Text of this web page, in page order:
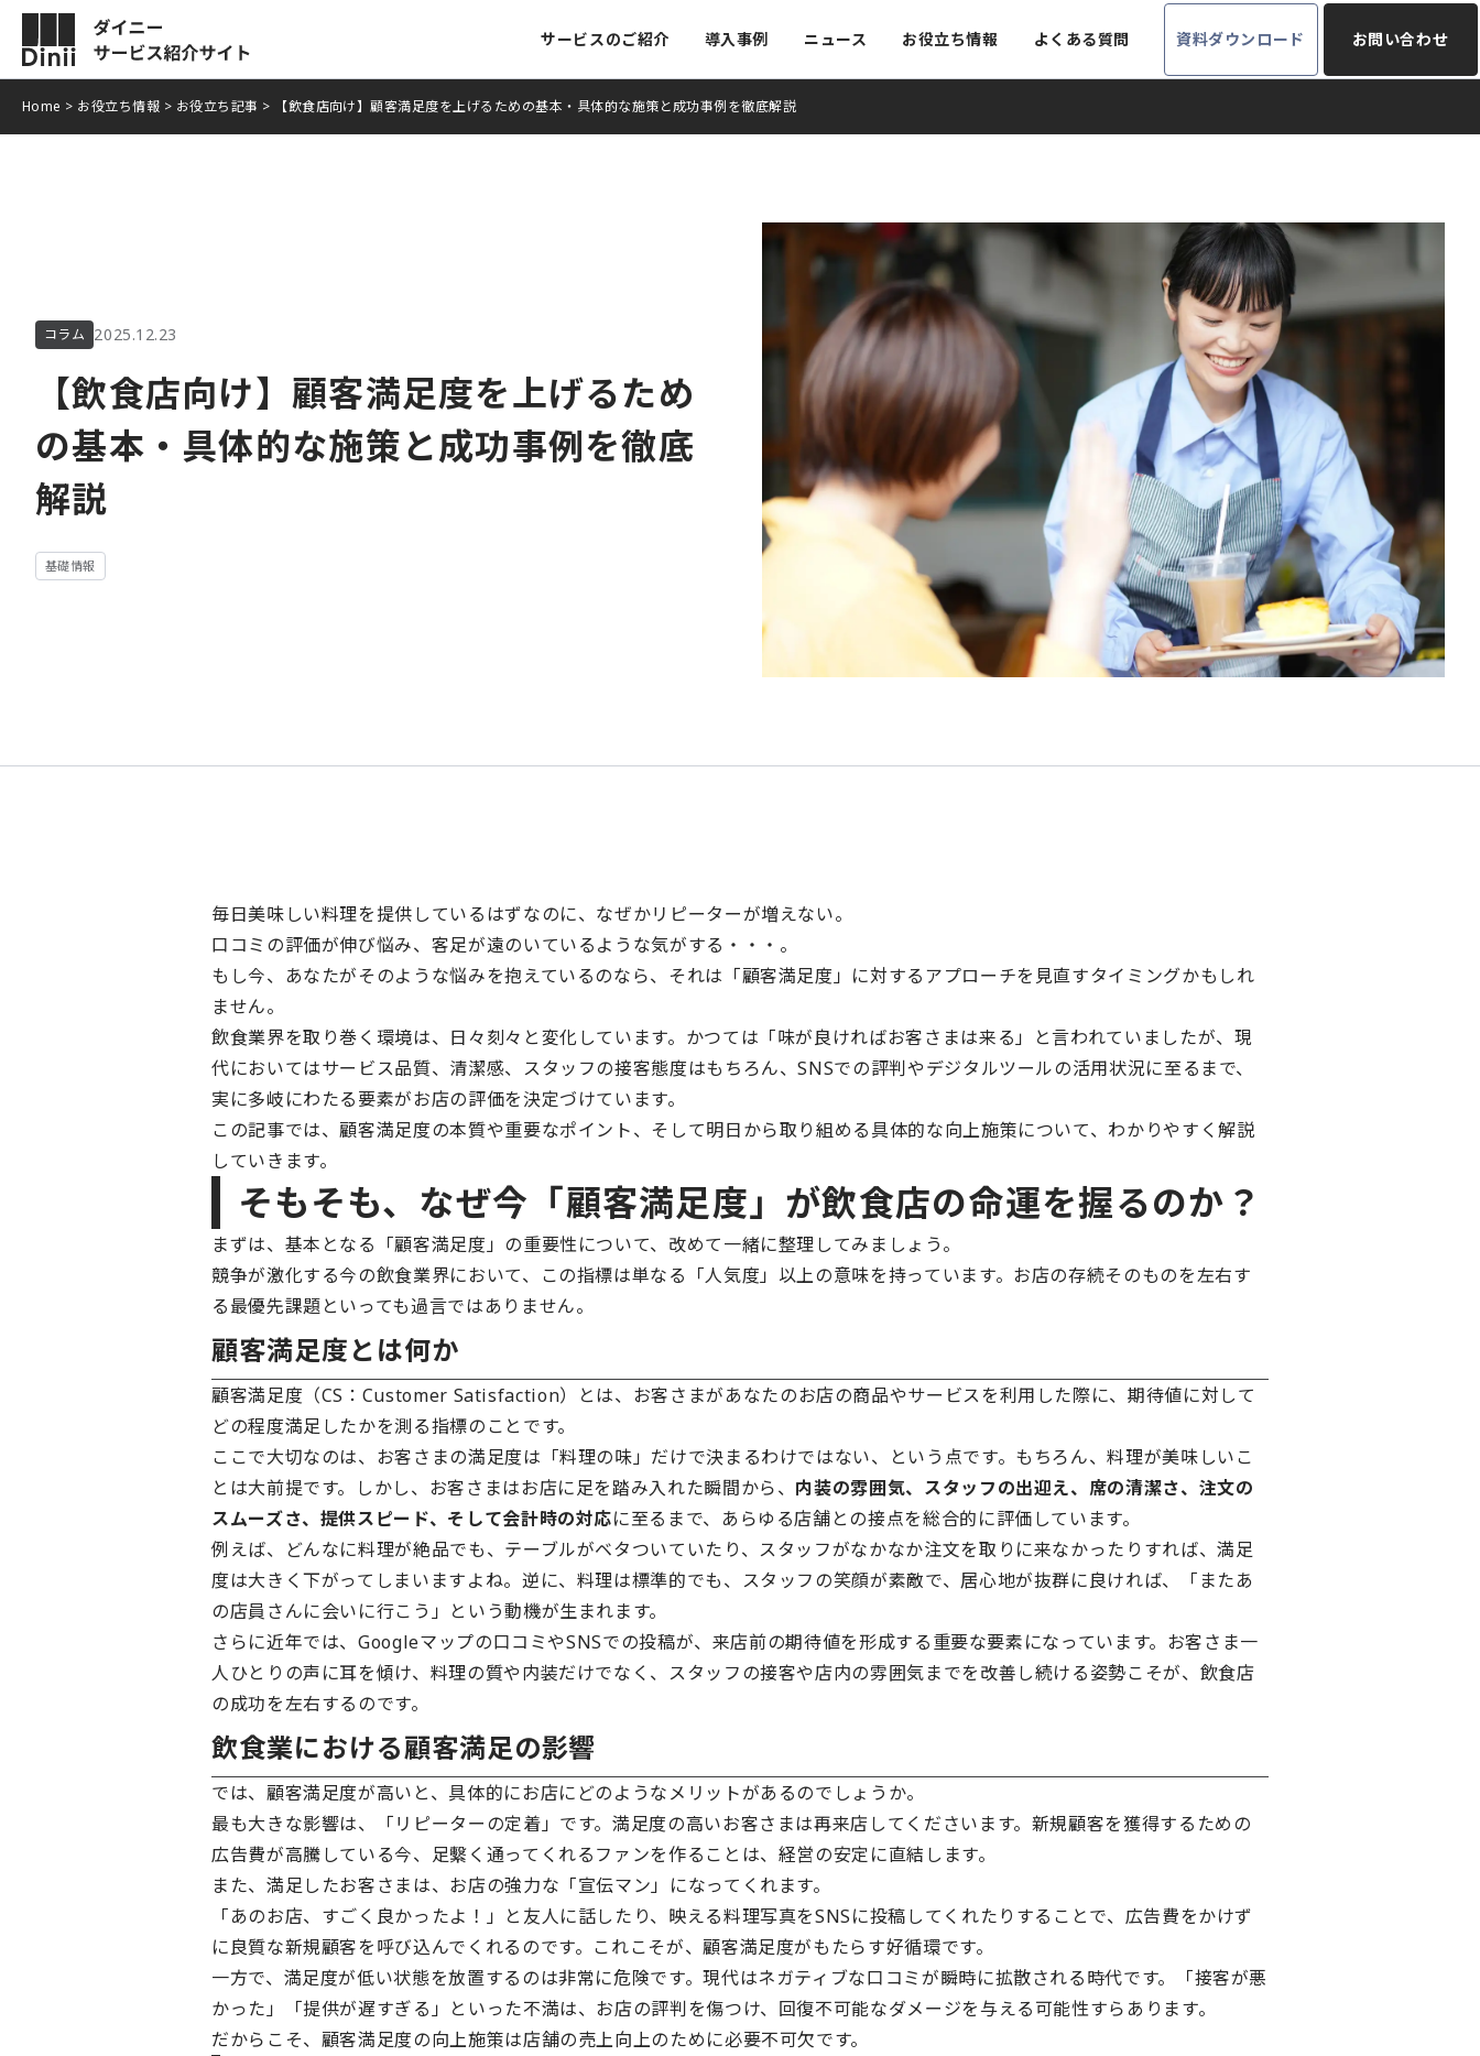
サービスのご紹介 導入事例 ニュース お役立ち情報 よくある質問 資料ダウンロード お問い合わせ
サービスのご紹介
よくある質問
資料ダウンロード
POSレジ
モバイルオーダ
ー
モバイル決済 キャッシュレス 予約台帳 経営管理
Home > お役立ち情報 > お役立ち記事 > 【飲食店向け】顧客満足度を上げるための基本・具体的な施策と成功事例を徹底解説
コラム 2025.12.23
【飲食店向け】顧客満足度を上げるため
の基本・具体的な施策と成功事例を徹底
解説
基礎情報
毎日美味しい料理を提供しているはずなのに、なぜかリピーターが増えない。
口コミの評価が伸び悩み、客足が遠のいているような気がする・・・。
もし今、あなたがそのような悩みを抱えているのなら、それは「顧客満足度」に対するアプローチを見直すタイミングかもしれ
ません。
飲食業界を取り巻く環境は、日々刻々と変化しています。かつては「味が良ければお客さまは来る」と言われていましたが、現
代においてはサービス品質、清潔感、スタッフの接客態度はもちろん、SNSでの評判やデジタルツールの活用状況に至るまで、
実に多岐にわたる要素がお店の評価を決定づけています。
この記事では、顧客満足度の本質や重要なポイント、そして明日から取り組める具体的な向上施策について、わかりやすく解説
していきます。
そもそも、なぜ今「顧客満足度」が飲食店の命運を握るのか？
まずは、基本となる「顧客満足度」の重要性について、改めて一緒に整理してみましょう。
競争が激化する今の飲食業界において、この指標は単なる「人気度」以上の意味を持っています。お店の存続そのものを左右す
る最優先課題といっても過言ではありません。
顧客満足度とは何か
顧客満足度（CS：Customer Satisfaction）とは、お客さまがあなたのお店の商品やサービスを利用した際に、期待値に対して
どの程度満足したかを測る指標のことです。
ここで大切なのは、お客さまの満足度は「料理の味」だけで決まるわけではない、という点です。もちろん、料理が美味しいこ
とは大前提です。しかし、お客さまはお店に足を踏み入れた瞬間から、 内装の雰囲気、スタッフの出迎え、席の清潔さ、注文の
スムーズさ、提供スピード、そして会計時の対応に至るまで、あらゆる店舗との接点を総合的に評価しています。
例えば、どんなに料理が絶品でも、テーブルがベタついていたり、スタッフがなかなか注文を取りに来なかったりすれば、満足
度は大きく下がってしまいますよね。逆に、料理は標準的でも、スタッフの笑顔が素敵で、居心地が抜群に良ければ、「またあ
の店員さんに会いに行こう」という動機が生まれます。
さらに近年では、Googleマップの口コミやSNSでの投稿が、来店前の期待値を形成する重要な要素になっています。お客さま一
人ひとりの声に耳を傾け、料理の質や内装だけでなく、スタッフの接客や店内の雰囲気までを改善し続ける姿勢こそが、飲食店
の成功を左右するのです。
飲食業における顧客満足の影響
では、顧客満足度が高いと、具体的にお店にどのようなメリットがあるのでしょうか。
最も大きな影響は、「リピーターの定着」です。満足度の高いお客さまは再来店してくださいます。新規顧客を獲得するための
広告費が高騰している今、足繫く通ってくれるファンを作ることは、経営の安定に直結します。
また、満足したお客さまは、お店の強力な「宣伝マン」になってくれます。
「あのお店、すごく良かったよ！」と友人に話したり、映える料理写真をSNSに投稿してくれたりすることで、広告費をかけず
に良質な新規顧客を呼び込んでくれるのです。これこそが、顧客満足度がもたらす好循環です。
一方で、満足度が低い状態を放置するのは非常に危険です。現代はネガティブな口コミが瞬時に拡散される時代です。「接客が悪
かった」「提供が遅すぎる」といった不満は、お店の評判を傷つけ、回復不可能なダメージを与える可能性すらあります。
だからこそ、顧客満足度の向上施策は店舗の売上向上のために必要不可欠です。